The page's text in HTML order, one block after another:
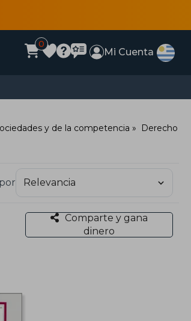
0
Mi Cuenta
y de la competencia
Derecho
Comparte y gana
dinero